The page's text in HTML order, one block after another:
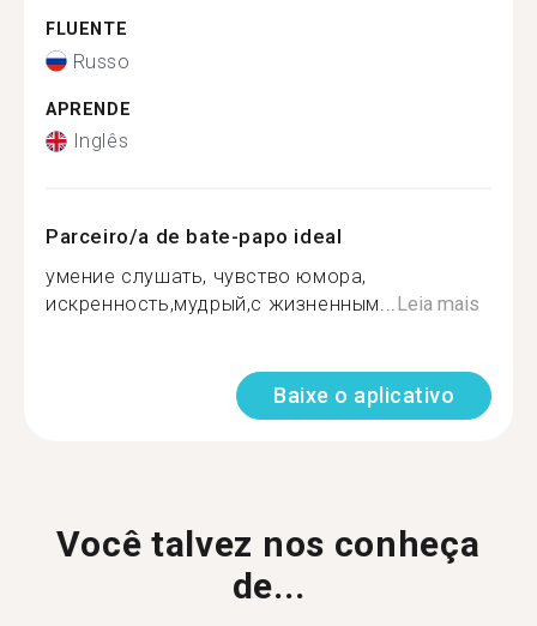
FLUENTE
Russo
APRENDE
Inglês
Parceiro/a de bate-papo ideal
умение слушать, чувство юмора,
искренность,мудрый,с жизненным...Leia mais
Baixe o aplicativo
Você talvez nos conheça
de...